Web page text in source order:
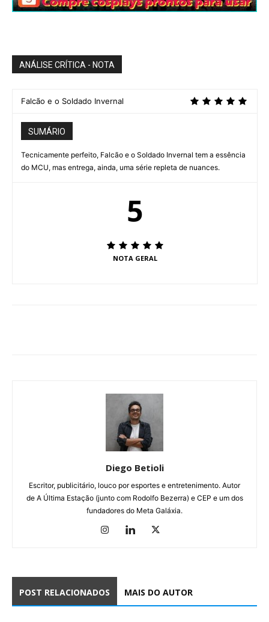
ANÁLISE CRÍTICA - NOTA
Falcão e o Soldado Invernal
SUMÁRIO
Tecnicamente perfeito, Falcão e o Soldado Invernal tem a essência
do MCU, mas entrega, ainda, uma série repleta de nuances.
5
NOTA GERAL
Diego Betioli
Escritor, publicitário, louco por esportes e entretenimento. Autor
de A Última Estação (junto com Rodolfo Bezerra) e CEP e um dos
fundadores do Meta Galáxia.
POST RELACIONADOS MAIS DO AUTOR